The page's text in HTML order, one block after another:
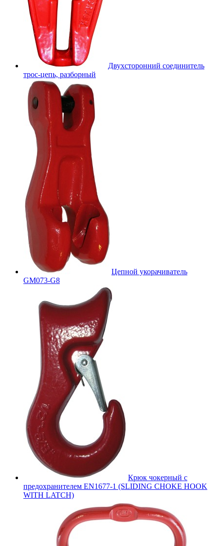
Двухсторонний соединитель
трос-цепь, разборный
Цепной укорачиватель
GM073-G8
Крюк чокерный с
предохранителем EN1677-1 (SLIDING CHOKE HOOK
WITH LATCH)